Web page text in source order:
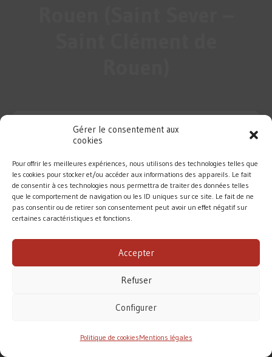
Gérer le consentement aux
cookies
Pour offrir les meilleures expériences, nous utilisons des technologies telles que
les cookies pour stocker et/ou accéder aux informations des appareils. Le fait
de consentir à ces technologies nous permettra de traiter des données telles
que le comportement de navigation ou les ID uniques sur ce site. Le fait de ne
pas consentir ou de retirer son consentement peut avoir un effet négatif sur
certaines caractéristiques et fonctions.
Accepter
Refuser
Configurer
Politique de cookiesMentions légales
DIOCÈSE DE ROUEN
aucune subvention pour accomplir sa mission.
Le diocèse de Rouen vit principalement des dons des